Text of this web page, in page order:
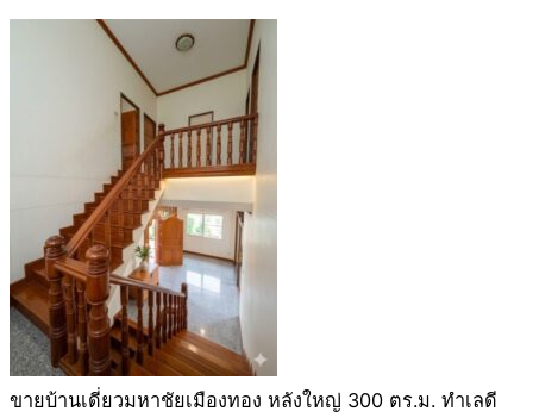
ขายบ้านเดี่ยวมหาชัยเมืองทอง หลังใหญ่ 300 ตร.ม. ทำเลดี